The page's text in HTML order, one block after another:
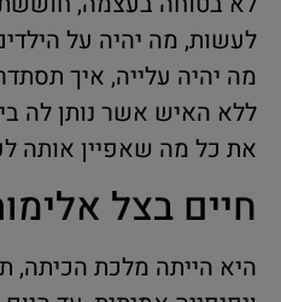
לעשות, מה יהיה על
מה יהיה עלייה, איך
ללא האיש אשר נותן לה
את כל מה שאפיין אותה
חיים בצל
היא הייתה מלכת הכיתה,